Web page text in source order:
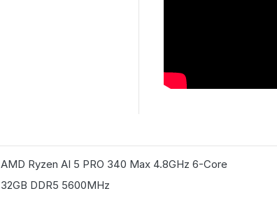
AMD Ryzen AI 5 PRO 340 Max 4.8GHz 6-Core
32GB DDR5 5600MHz